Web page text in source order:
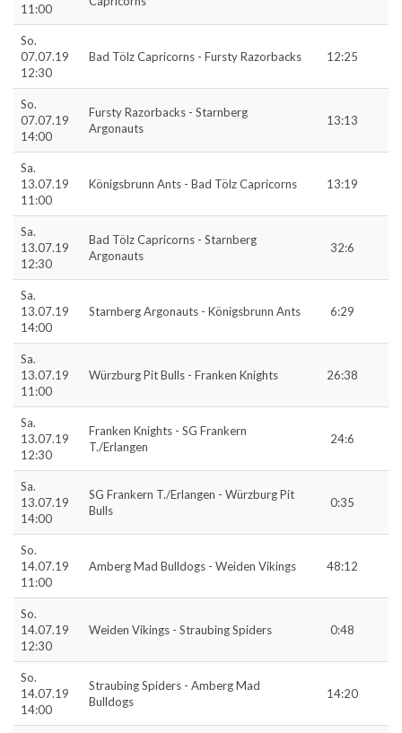
11:00
So.
07.07.19
12:30
Bad Tölz Capricorns - Fursty Razorbacks 12:25
So.
07.07.19
14:00
Fursty Razorbacks - Starnberg
Argonauts
13:13
Sa.
13.07.19
11:00
Königsbrunn Ants - Bad Tölz Capricorns 13:19
Sa.
13.07.19
12:30
Bad Tölz Capricorns - Starnberg
Argonauts
32:6
Sa.
13.07.19
14:00
Starnberg Argonauts - Königsbrunn Ants 6:29
Sa.
13.07.19
11:00
Würzburg Pit Bulls - Franken Knights 26:38
Sa.
13.07.19
12:30
Franken Knights - SG Frankern
T./Erlangen
24:6
Sa.
13.07.19
14:00
SG Frankern T./Erlangen - Würzburg Pit
Bulls
0:35
So.
14.07.19
11:00
Amberg Mad Bulldogs - Weiden Vikings 48:12
So.
14.07.19
12:30
Weiden Vikings - Straubing Spiders 0:48
So.
14.07.19
14:00
Straubing Spiders - Amberg Mad
Bulldogs
14:20